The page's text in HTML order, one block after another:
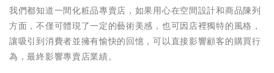
我們都知道一間化粧品專賣店，如果用心在空間設計和商品陳列
方面，不僅可體現了一定的藝術美感，也可因店裡獨特的風格，
讓吸引到消費者並擁有愉快的回憶，可以直接影響顧客的購買行
為，最終影響專賣店業績。